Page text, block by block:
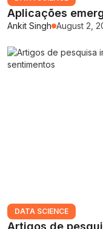
Aplicações
Ankit Singh August 2,
DATA SCIENCE
Artigos de